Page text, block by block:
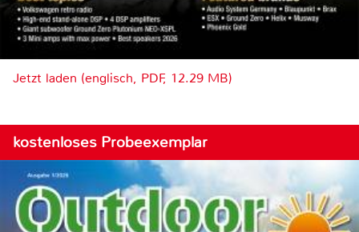
Jetzt laden (englisch, PDF, 12.29 MB)
kostenloses Probeexemplar